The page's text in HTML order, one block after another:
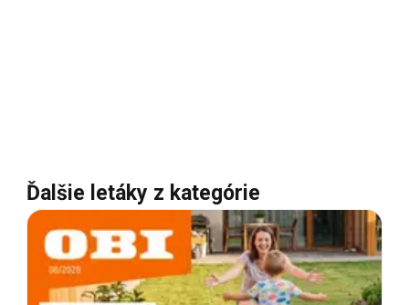
Ďalšie letáky z kategórie